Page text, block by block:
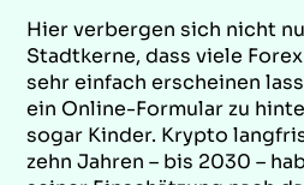
Hier verbergen sich nicht
Stadtkerne, dass viele
sehr einfach erscheinen
ein Online-Formular zu
sogar Kinder. Krypto
zehn Jahren – bis 2030 –